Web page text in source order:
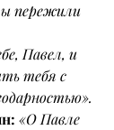
пережили
Павел, и
тебя с
«О Павле